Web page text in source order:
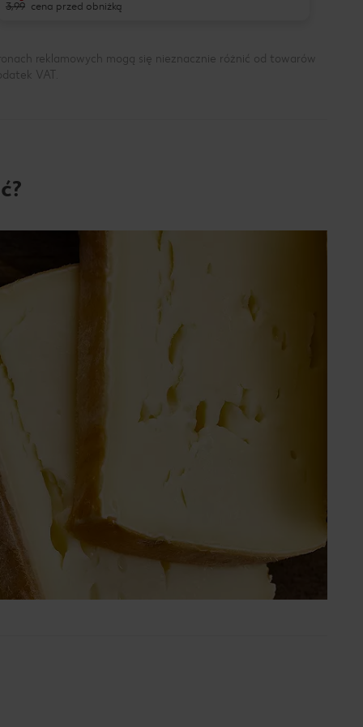
3,99 cena przed obniżką
reklamowych mogą się nieznacznie różnić od towarów
VAT.